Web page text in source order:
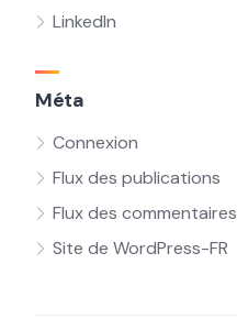
LinkedIn
Méta
Connexion
Flux des publications
Flux des commentaires
Site de WordPress-FR